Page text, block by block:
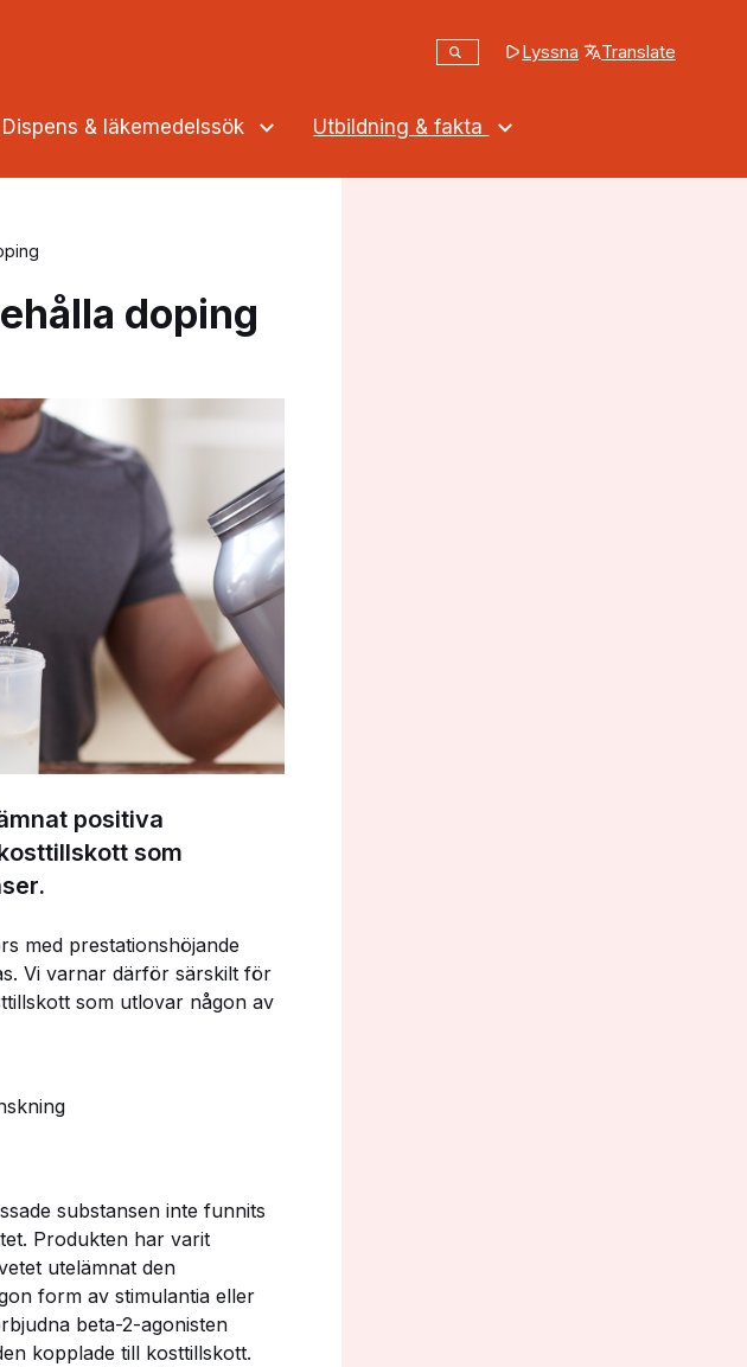
Dispens & läkemedelssök Utbildning & fakta
Sök på webbplatsen
Sök Lyssna Translate
(opens in a new
doping
positiva
som
med prestationshöjande
Vi varnar därför särskilt för
som utlovar någon av
substansen inte funnits
Produkten har varit
utelämnat den
form av stimulantia eller
beta-2-agonisten
kopplade till kosttillskott.